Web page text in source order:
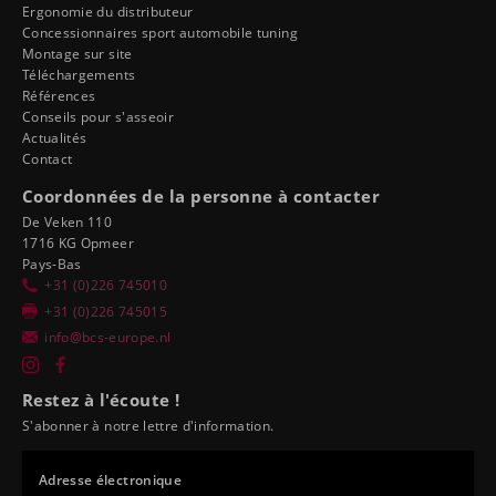
Ergonomie du distributeur
Concessionnaires sport automobile tuning
Montage sur site
Téléchargements
Références
Conseils pour s'asseoir
Actualités
Contact
Coordonnées de la personne à contacter
De Veken 110
1716 KG Opmeer
Pays-Bas
+31 (0)226 745010
+31 (0)226 745015
info@bcs-europe.nl
Restez à l'écoute !
S'abonner à notre lettre d'information.
Adresse électronique